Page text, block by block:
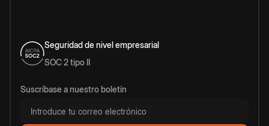
Seguridad de nivel empresarial
SOC 2 tipo II
Suscríbase a nuestro boletín